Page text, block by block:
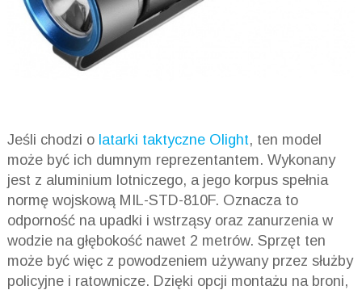
Jeśli chodzi o latarki taktyczne Olight, ten model
może być ich dumnym reprezentantem. Wykonany
jest z aluminium lotniczego, a jego korpus spełnia
normę wojskową MIL-STD-810F. Oznacza to
odporność na upadki i wstrząsy oraz zanurzenia w
wodzie na głębokość nawet 2 metrów. Sprzęt ten
może być więc z powodzeniem używany przez służby
policyjne i ratownicze. Dzięki opcji montażu na broni,